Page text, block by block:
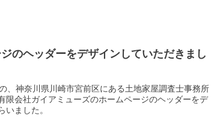
のヘッダーをデザインしていただきまし
、神奈川県川崎市宮前区にある土地家屋調査士事務所
限会社ガイアミューズのホームページのヘッダーをデ
いました。